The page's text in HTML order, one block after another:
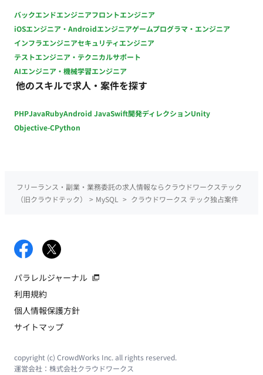
バックエンドエンジニアフロントエンジニア
iOSエンジニア・Androidエンジニアゲームプログラマ・エンジニア
インフラエンジニアセキュリティエンジニア
テストエンジニア・テクニカルサポート
AIエンジニア・機械学習エンジニア
他のスキルで求人・案件を探す
PHPJavaRubyAndroid JavaSwift開発ディレクションUnity
Objective-CPython
フリーランス・副業・業務委託の求人情報ならクラウドワークステック
（旧クラウドテック）
> MySQL > クラウドワークス テック独占案件
パラレルジャーナル
利用規約
個人情報保護方針
サイトマップ
copyright (c) CrowdWorks Inc. all rights reserved.
運営会社： 株式会社クラウドワークス